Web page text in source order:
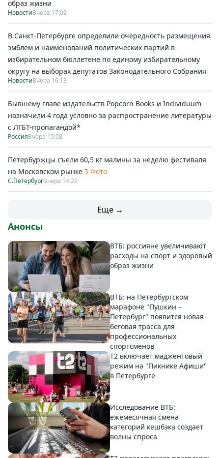
образ жизни
НовостиВчера 17:02
В Санкт-Петербурге определили очередность размещения
эмблем и наименований политических партий в
избирательном бюллетене по единому избирательному
округу на выборах депутатов Законодательного Собрания
НовостиВчера 16:13
Бывшему главе издательств Popcorn Books и Individuum
назначили 4 года условно за распространение литературы
с ЛГБТ-пропагандой*
РоссияВчера 15:08
Петербуржцы съели 60,5 кг малины за неделю фестиваля
на Московском рынке 5 Фото
С.ПетербургВчера 14:22
Еще →
Анонсы
ВТБ: россияне увеличивают
расходы на спорт и здоровый
образ жизни
ВТБ: на Петербургском
марафоне "Пушкин –
Петербург" появится новая
беговая трасса для
профессиональных
спортсменов
Т2 включает маджентовый
режим на "Пикнике Афиши"
в Петербурге
Исследование ВТБ:
ежемесячная смена
категорий кешбэка создает
волны спроса